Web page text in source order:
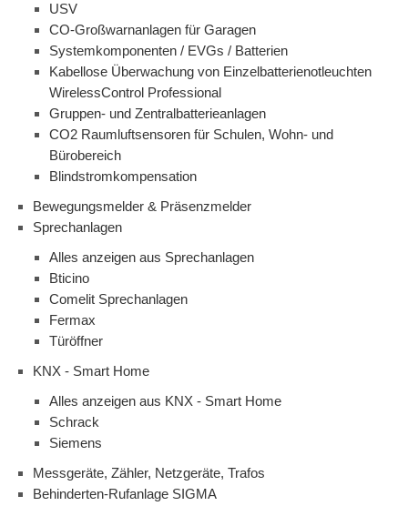
USV
CO-Großwarnanlagen für Garagen
Systemkomponenten / EVGs / Batterien
Kabellose Überwachung von Einzelbatterienotleuchten
WirelessControl Professional
Gruppen- und Zentralbatterieanlagen
CO2 Raumluftsensoren für Schulen, Wohn- und
Bürobereich
Blindstromkompensation
Bewegungsmelder & Präsenzmelder
Sprechanlagen
Alles anzeigen aus Sprechanlagen
Bticino
Comelit Sprechanlagen
Fermax
Türöffner
KNX - Smart Home
Alles anzeigen aus KNX - Smart Home
Schrack
Siemens
Messgeräte, Zähler, Netzgeräte, Trafos
Behinderten-Rufanlage SIGMA